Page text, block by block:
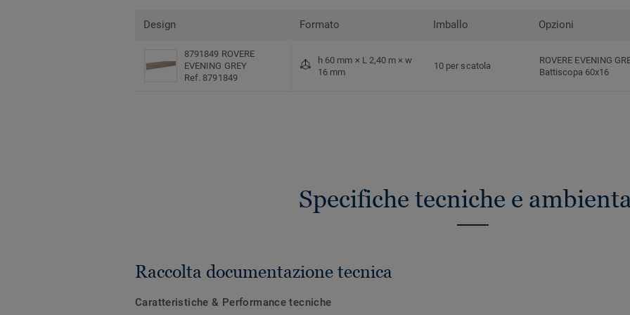
Design Formato Imballo Opzioni
8791849 ROVERE
EVENING GREY
Ref. 8791849
h 60 mm × L 2,40 m × w
16 mm
10 per scatola
ROVERE EVENING
Battiscopa 60x16
Specifiche tecniche e
Raccolta documentazione tecnica
Caratteristiche & Performance tecniche